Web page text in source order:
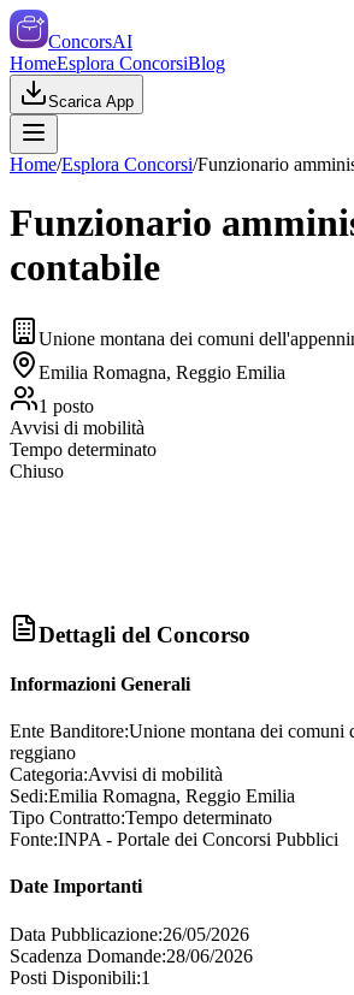
ConcorsAI
HomeEsplora ConcorsiBlog
Scarica App
Home/Esplora Concorsi/Funzionario
Funzionario
contabile
Unione montana dei comuni
Emilia Romagna, Reggio Emilia
1 posto
Avvisi di mobilità
Tempo determinato
Chiuso
Dettagli del Concorso
Informazioni Generali
Ente Banditore:Unione montana dei comuni
reggiano
Categoria:Avvisi di mobilità
Sedi:Emilia Romagna, Reggio Emilia
Tipo Contratto:Tempo determinato
Fonte:INPA - Portale dei Concorsi Pubblici
Date Importanti
Data Pubblicazione:26/05/2026
Scadenza Domande:28/06/2026
Posti Disponibili:1